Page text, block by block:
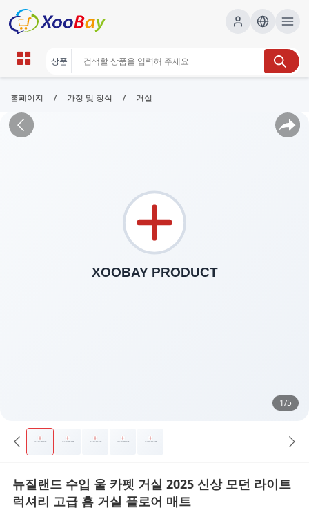
홈페이지 / 가정 및 장식 / 거실
1/5
뉴질랜드 수입 울 카펫 거실 2025 신상 모던 라이트
럭셔리 고급 홈 거실 플로어 매트